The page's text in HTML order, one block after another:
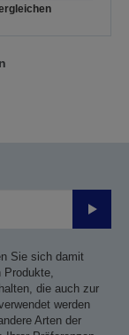
Sie sich damit
die auch zur
werden
Arten der